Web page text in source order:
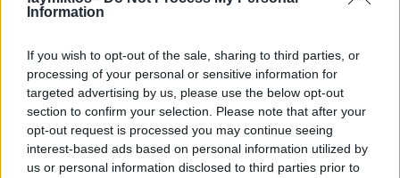
Information
If you wish to opt-out of the sale, sharing to third parties, or
processing of your personal or sensitive information for
targeted advertising by us, please use the below opt-out
section to confirm your selection. Please note that after your
opt-out request is processed you may continue seeing
interest-based ads based on personal information utilized by
us or personal information disclosed to third parties prior to
Radnótinál szokott eszembe jutni, van az a Sebő
fordítás, a Lydiához, Kibékülés címmel is ismert. Az
utolsó sora az, hogy csak véled tudok én halni is élni
is. A trükk egyszerű, megfordítja a mondást, hogy se
élni, se halni nem tud nélküle, és tagadásból
állítássá teszi, így erősebb a szerelem.